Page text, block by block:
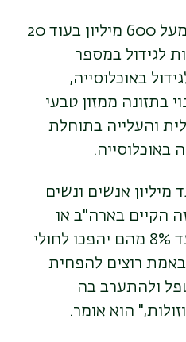
יש היום בעולם 460 מיליון חולי סוכרת, והצפי הוא שמספר זה יגיע למעל 600 מיליון בעוד 20
לגידול במספר
באוכלוסייה,
בתזונה ממזון טבעי
והעלייה בתוחלת
באוכלוסייה.
בארץ? בישראל חיים כ-600 אלף חולי סוכרת, ועוד 900 עד מיליון אנשים ונשים
הקיים בארה"ב או
אירופה. הטרום-סוכרתיים הם קבוצה חשובה ומעניינת כי בכל שנה עד 8% מהם יהפכו לחולי
באמת רוצים להפחית
ולהתערב בה
הוא אומר.